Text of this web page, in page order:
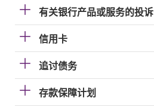
有关银行产品或服务的投诉
信用卡
追讨债务
存款保障计划